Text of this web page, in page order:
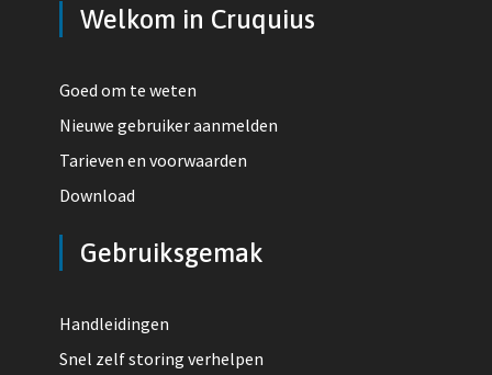
Welkom in Cruquius
Goed om te weten
Nieuwe gebruiker aanmelden
Tarieven en voorwaarden
Download
Gebruiksgemak
Handleidingen
Snel zelf storing verhelpen